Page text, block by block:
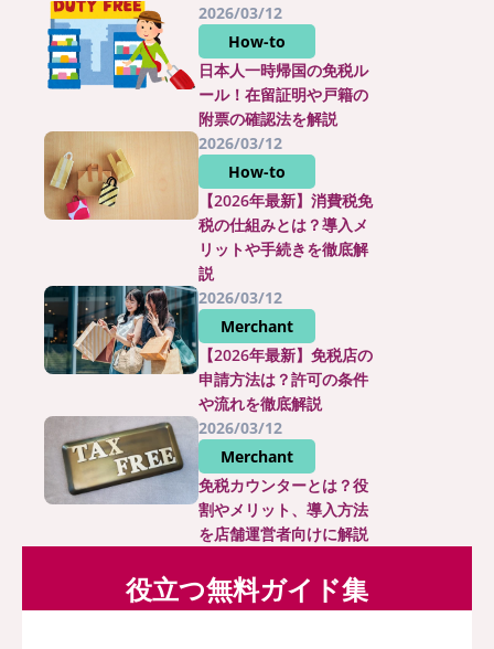
2026/03/12
How-to
日本人一時帰国の免税ル
ール！在留証明や戸籍の
附票の確認法を解説
2026/03/12
How-to
【2026年最新】消費税免
税の仕組みとは？導入メ
リットや手続きを徹底解
説
2026/03/12
Merchant
【2026年最新】免税店の
申請方法は？許可の条件
や流れを徹底解説
2026/03/12
Merchant
免税カウンターとは？役
割やメリット、導入方法
を店舗運営者向けに解説
役立つ無料ガイド集